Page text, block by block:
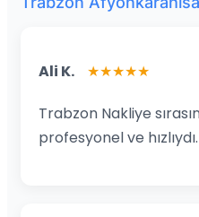
Ali K. ★★★★★
Trabzon Nakliye
profesyonel ve hızlıydı.